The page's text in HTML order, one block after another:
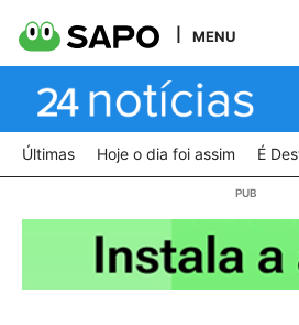
MENU
Últimas Hoje o dia foi assim É